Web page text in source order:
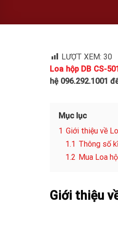
LƯỢT XEM: 30
Loa hộp DB CS-
hệ 096.292.1001
Mục lục
1 Giới thiệu về
1.1 Thông số
1.2 Mua Loa
Giới thiệu